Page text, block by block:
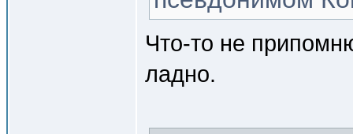
Что-то не
ладно.